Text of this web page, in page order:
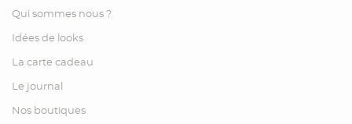
Qui sommes nous ?
Idées de looks
La carte cadeau
Le journal
Nos boutiques